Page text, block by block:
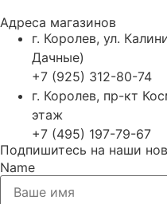
Адреса магазинов
г. Королев, ул.
Дачные)
+7 (925) 312-80-74
г. Королев, пр-кт
этаж
+7 (495) 197-79-67
Подпишитесь на наши
Name